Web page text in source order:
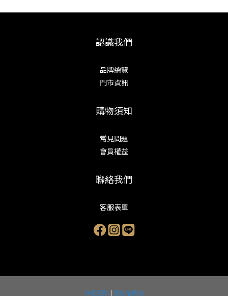
認識我們
品牌總覽
門市資訊
購物須知
常見問題
會員權益
聯絡我們
客服表單
條款細則 | 隱私權政策